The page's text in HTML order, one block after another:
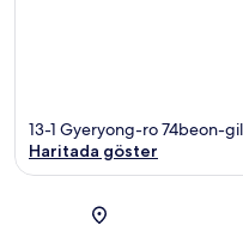
13-1 Gyeryong-ro 74beon-
Haritada göster